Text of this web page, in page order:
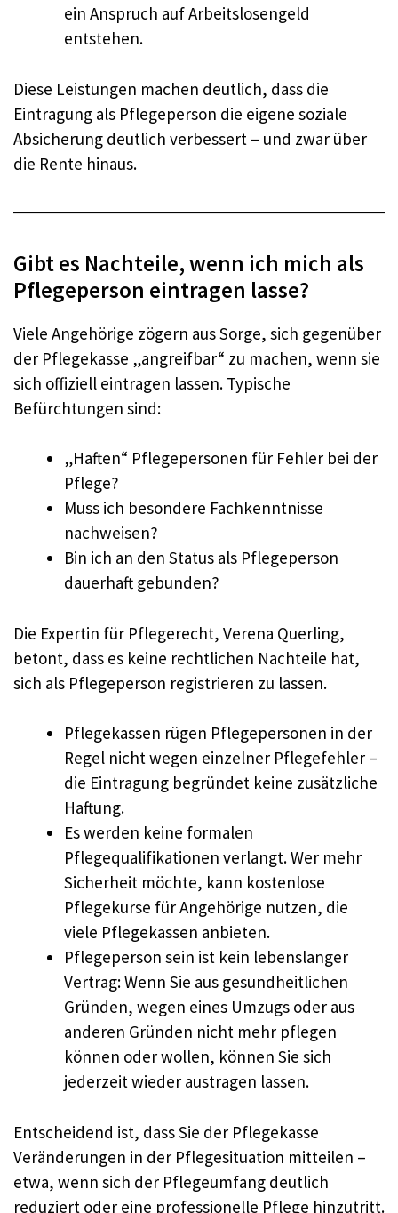
ein Anspruch auf Arbeitslosengeld
entstehen.
Diese Leistungen machen deutlich, dass die
Eintragung als Pflegeperson die eigene soziale
Absicherung deutlich verbessert – und zwar über
die Rente hinaus.
Gibt es Nachteile, wenn ich mich als
Pflegeperson eintragen lasse?
Viele Angehörige zögern aus Sorge, sich gegenüber
der Pflegekasse „angreifbar“ zu machen, wenn sie
sich offiziell eintragen lassen. Typische
Befürchtungen sind:
„Haften“ Pflegepersonen für Fehler bei der
Pflege?
Muss ich besondere Fachkenntnisse
nachweisen?
Bin ich an den Status als Pflegeperson
dauerhaft gebunden?
Die Expertin für Pflegerecht, Verena Querling,
betont, dass es keine rechtlichen Nachteile hat,
sich als Pflegeperson registrieren zu lassen.
Pflegekassen rügen Pflegepersonen in der
Regel nicht wegen einzelner Pflegefehler –
die Eintragung begründet keine zusätzliche
Haftung.
Es werden keine formalen
Pflegequalifikationen verlangt. Wer mehr
Sicherheit möchte, kann kostenlose
Pflegekurse für Angehörige nutzen, die
viele Pflegekassen anbieten.
Pflegeperson sein ist kein lebenslanger
Vertrag: Wenn Sie aus gesundheitlichen
Gründen, wegen eines Umzugs oder aus
anderen Gründen nicht mehr pflegen
können oder wollen, können Sie sich
jederzeit wieder austragen lassen.
Entscheidend ist, dass Sie der Pflegekasse
Veränderungen in der Pflegesituation mitteilen –
etwa, wenn sich der Pflegeumfang deutlich
reduziert oder eine professionelle Pflege hinzutritt.